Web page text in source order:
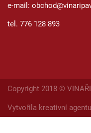
e-mail:
tel. 776 128 893
Copyright 2018 ©
Vytvořila kreativní